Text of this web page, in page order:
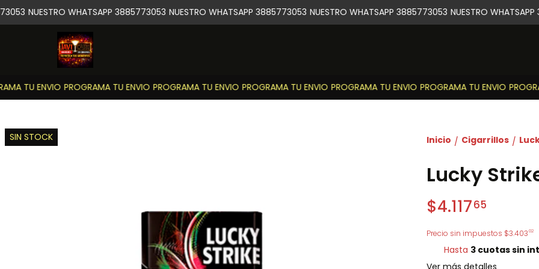
TU ENVIO PROGRAMA TU ENVIO PROGRAMA TU ENVIO PROGRAMA TU ENVIO PROGRAMA TU ENVIO PROGRAMA TU ENVIO
NUESTRO WHATSAPP 3885773053 NUESTRO WHATSAPP 3885773053 NUESTRO WHATSAPP 3885773053 NUESTRO WHATSAPP
SIN STOCK Inicio / Cigarrillos /
Lucky
$4.11765
Precio sin impuestos $3.40302
Hasta 3 cuotas sin
Ver más detalles